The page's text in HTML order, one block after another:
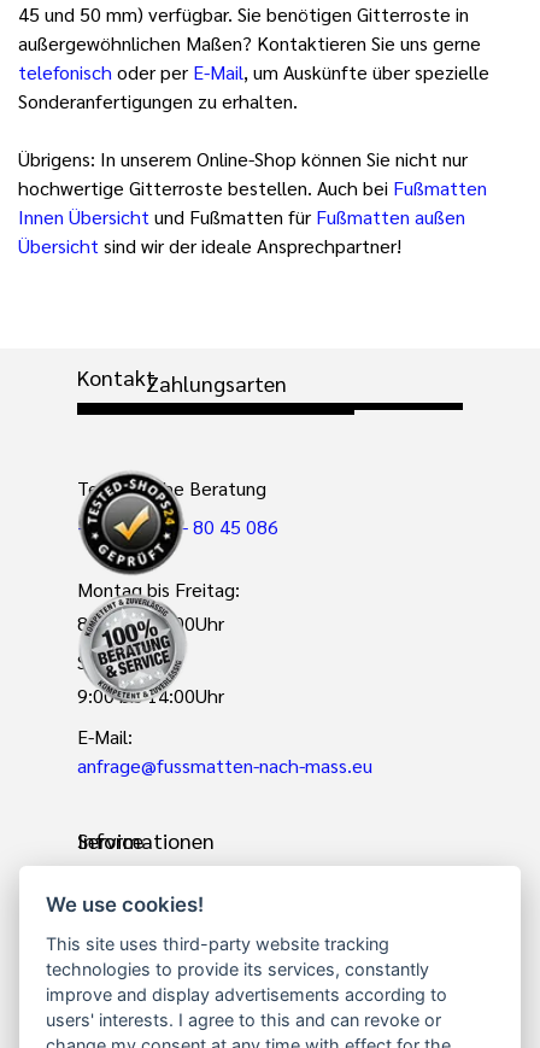
We use cookies!
This site uses third-party website tracking
technologies to provide its services, constantly
improve and display advertisements according to
users' interests. I agree to this and can revoke or
45 und 50 mm) verfügbar. Sie benötigen Gitterroste in
außergewöhnlichen Maßen? Kontaktieren Sie uns gerne
telefonisch oder per E-Mail, um Auskünfte über spezielle
Sonderanfertigungen zu erhalten.
Übrigens: In unserem Online-Shop können Sie nicht nur
hochwertige Gitterroste bestellen. Auch bei Fußmatten
Innen Übersichtund Fußmatten für Fußmatten außen
Übersichtsind wir der ideale Ansprechpartner!
KontaktZahlungsarten
Telefonische Beratung
+49(0)2801 - 80 45 086
Montag bis Freitag:
8:00 bis 17:00Uhr
Samstag
9:00 bis 14:00Uhr
E-Mail:
anfrage@fussmatten-nach-mass.eu
Informationen
über uns
Lieferzeit /
Versand
uns schreiben
Service
Sauberlaufmatte nach
Maß
Fußmatten in jeder
Größe